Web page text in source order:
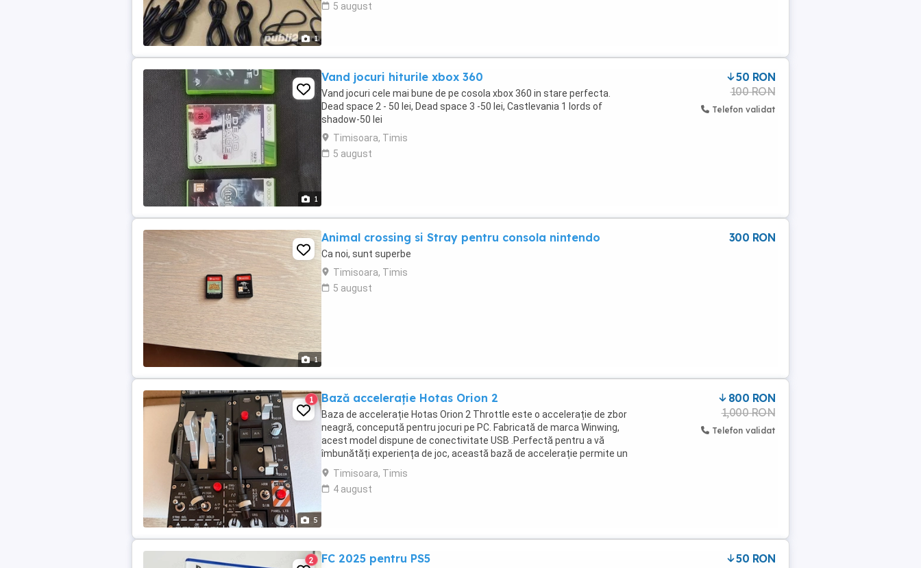
1
5 august
1
Vand jocuri hiturile xbox 360
Vand jocuri cele mai bune de pe cosola xbox 360 in stare perfecta.
Dead space 2 - 50 lei, Dead space 3 -50 lei, Castlevania 1 lords of
shadow-50 lei
Timisoara, Timis
5 august
50 RON
100 RON
Telefon validat
1
Animal crossing si Stray pentru consola nintendo
Ca noi, sunt superbe
Timisoara, Timis
5 august
300 RON
5
1 Bază accelerație Hotas Orion 2
Baza de accelerație Hotas Orion 2 Throttle este o accelerație de zbor
neagră, concepută pentru jocuri pe PC. Fabricată de marca Winwing,
acest model dispune de conectivitate USB .Perfectă pentru a vă
îmbunătăți experiența de joc, această bază de accelerație permite un
control precis și este compatibilă ...
Timisoara, Timis
4 august
800 RON
1,000 RON
Telefon validat
2 FC 2025 pentru PS5
50 RON